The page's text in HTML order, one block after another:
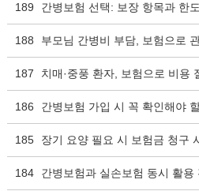
189 간병보험 선택: 보장 항목과 한
188 부모님 간병비 부담, 보험으로
187 치매·중풍 환자, 보험으로 비용
186 간병보험 가입 시 꼭 확인해야
185 장기 요양 필요 시 보험금 청구
184 간병보험과 실손보험 동시 활용